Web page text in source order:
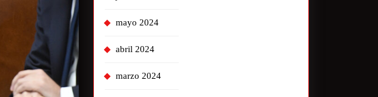
mayo 2024
abril 2024
marzo 2024